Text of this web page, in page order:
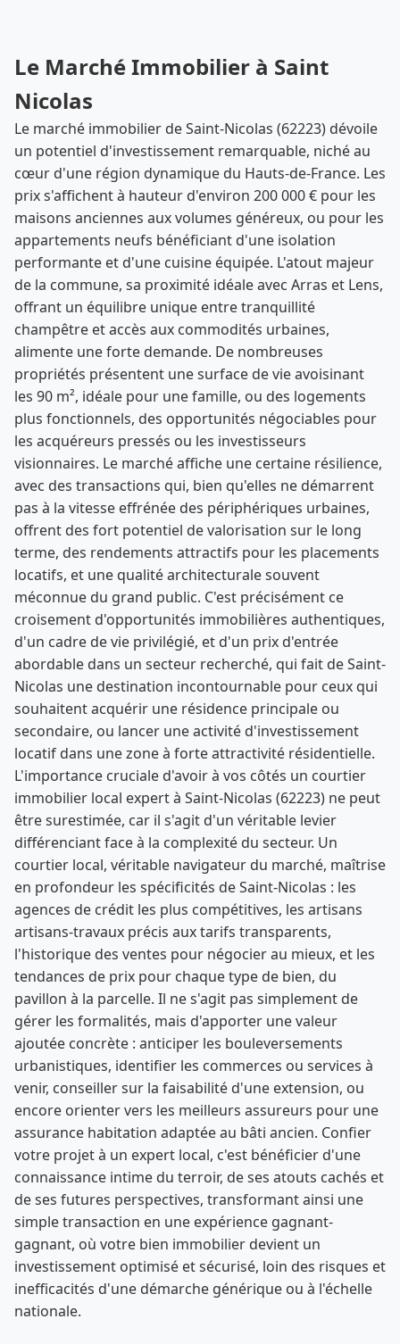
Le Marché Immobilier à Saint
Nicolas
Le marché immobilier de Saint-Nicolas (62223) dévoile
un potentiel d'investissement remarquable, niché au
cœur d'une région dynamique du Hauts-de-France. Les
prix s'affichent à hauteur d'environ 200 000 € pour les
maisons anciennes aux volumes généreux, ou pour les
appartements neufs bénéficiant d'une isolation
performante et d'une cuisine équipée. L'atout majeur
de la commune, sa proximité idéale avec Arras et Lens,
offrant un équilibre unique entre tranquillité
champêtre et accès aux commodités urbaines,
alimente une forte demande. De nombreuses
propriétés présentent une surface de vie avoisinant
les 90 m², idéale pour une famille, ou des logements
plus fonctionnels, des opportunités négociables pour
les acquéreurs pressés ou les investisseurs
visionnaires. Le marché affiche une certaine résilience,
avec des transactions qui, bien qu'elles ne démarrent
pas à la vitesse effrénée des périphériques urbaines,
offrent des fort potentiel de valorisation sur le long
terme, des rendements attractifs pour les placements
locatifs, et une qualité architecturale souvent
méconnue du grand public. C'est précisément ce
croisement d'opportunités immobilières authentiques,
d'un cadre de vie privilégié, et d'un prix d'entrée
abordable dans un secteur recherché, qui fait de Saint-
Nicolas une destination incontournable pour ceux qui
souhaitent acquérir une résidence principale ou
secondaire, ou lancer une activité d'investissement
locatif dans une zone à forte attractivité résidentielle.
L'importance cruciale d'avoir à vos côtés un courtier
immobilier local expert à Saint-Nicolas (62223) ne peut
être surestimée, car il s'agit d'un véritable levier
différenciant face à la complexité du secteur. Un
courtier local, véritable navigateur du marché, maîtrise
en profondeur les spécificités de Saint-Nicolas : les
agences de crédit les plus compétitives, les artisans
artisans-travaux précis aux tarifs transparents,
l'historique des ventes pour négocier au mieux, et les
tendances de prix pour chaque type de bien, du
pavillon à la parcelle. Il ne s'agit pas simplement de
gérer les formalités, mais d'apporter une valeur
ajoutée concrète : anticiper les bouleversements
urbanistiques, identifier les commerces ou services à
venir, conseiller sur la faisabilité d'une extension, ou
encore orienter vers les meilleurs assureurs pour une
assurance habitation adaptée au bâti ancien. Confier
votre projet à un expert local, c'est bénéficier d'une
connaissance intime du terroir, de ses atouts cachés et
de ses futures perspectives, transformant ainsi une
simple transaction en une expérience gagnant-
gagnant, où votre bien immobilier devient un
investissement optimisé et sécurisé, loin des risques et
inefficacités d'une démarche générique ou à l'échelle
nationale.